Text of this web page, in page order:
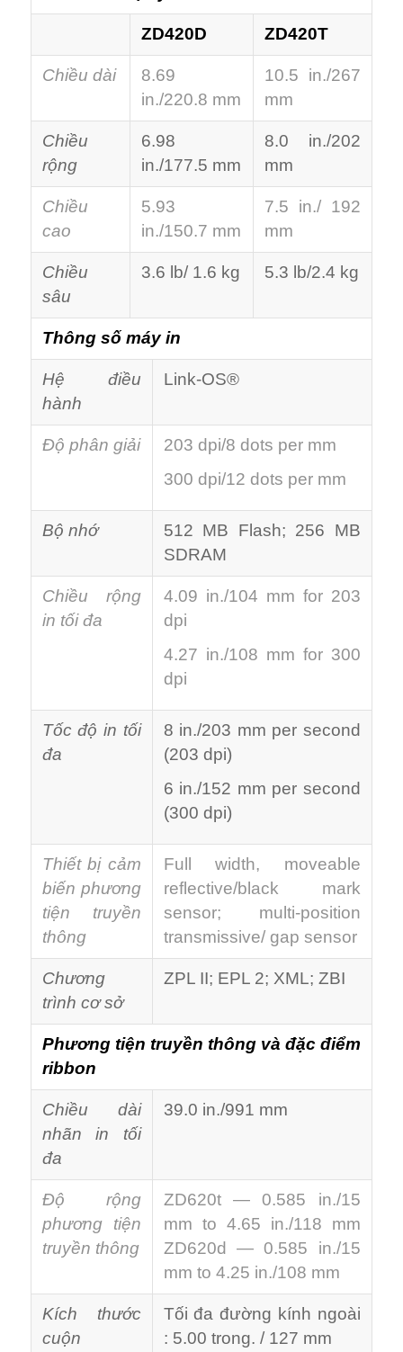
ZD420D ZD420T
Chiều dài
8.69
in./220.8 mm
10.5 in./267
mm
Chiều
rộng
6.98
in./177.5 mm
8.0 in./202
mm
Chiều
cao
5.93
in./150.7 mm
7.5 in./ 192
mm
Chiều
sâu
3.6 lb/ 1.6 kg 5.3 lb/2.4 kg
Thông số máy in
Hệ điều
hành
Link-OS®
Độ phân giải
203 dpi/8 dots per mm
300 dpi/12 dots per mm
Bộ nhớ
512 MB Flash; 256 MB
SDRAM
Chiều rộng
in tối đa
4.09 in./104 mm for 203
dpi
4.27 in./108 mm for 300
dpi
Tốc độ in tối
đa
8 in./203 mm per second
(203 dpi)
6 in./152 mm per second
(300 dpi)
Thiết bị cảm
biến phương
tiện truyền
thông
Full width, moveable
reflective/black mark
sensor; multi-position
transmissive/ gap sensor
Chương
trình cơ sở
ZPL II; EPL 2; XML; ZBI
Phương tiện truyền thông và đặc điểm
ribbon
Chiều dài
nhãn in tối
đa
39.0 in./991 mm
Độ rộng
phương tiện
truyền thông
ZD620t — 0.585 in./15
mm to 4.65 in./118 mm
ZD620d — 0.585 in./15
mm to 4.25 in./108 mm
Kích thước
cuộn
Tối đa đường kính ngoài
: 5.00 trong. / 127 mm